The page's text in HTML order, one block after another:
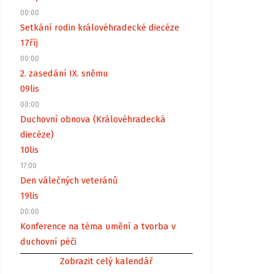
00:00
Setkání rodin královéhradecké diecéze
17říj
00:00
2. zasedání IX. sněmu
09lis
00:00
Duchovní obnova (Královéhradecká
diecéze)
10lis
17:00
Den válečných veteránů
19lis
00:00
Konference na téma umění a tvorba v
duchovní péči
Zobrazit celý kalendář